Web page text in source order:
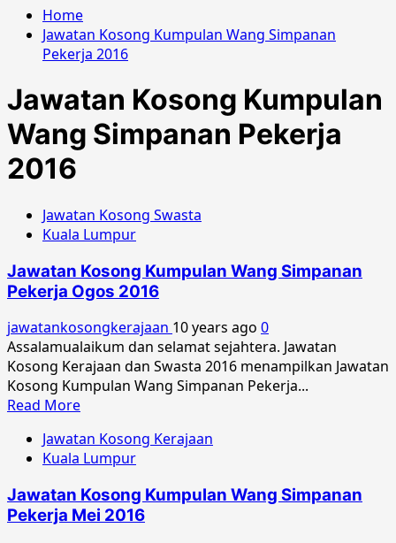
Home
Jawatan Kosong Kumpulan Wang Simpanan
Pekerja 2016
Jawatan Kosong Kumpulan
Wang Simpanan Pekerja
2016
Jawatan Kosong Swasta
Kuala Lumpur
Jawatan Kosong Kumpulan Wang Simpanan
Pekerja Ogos 2016
jawatankosongkerajaan 10 years ago 0
Assalamualaikum dan selamat sejahtera. Jawatan
Kosong Kerajaan dan Swasta 2016 menampilkan Jawatan
Kosong Kumpulan Wang Simpanan Pekerja...
Read MoreRead
about
Jawatan
Kumpulan
Wang
Jawatan Kosong Kerajaan
Kuala Lumpur
Jawatan Kosong Kumpulan Wang Simpanan
Pekerja Mei 2016